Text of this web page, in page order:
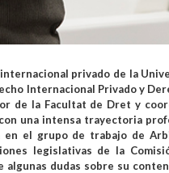
privado de la
Internacional Privado y
de la Facultat de Dret y
una intensa trayectoria
en el grupo de trabajo de
legislativas de la
dudas sobre su